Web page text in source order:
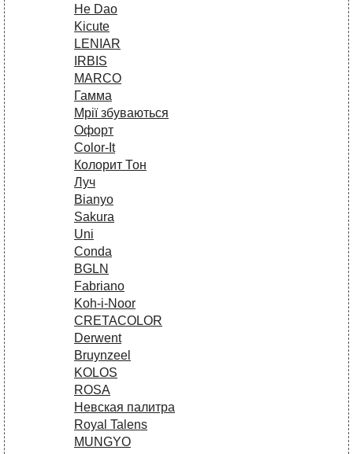
He Dao
Kicute
LENIAR
IRBIS
MARCO
Гамма
Мрії збуваються
Офорт
Сolor-It
Колорит Тон
Луч
Bianyo
Sakura
Uni
Conda
BGLN
Fabriano
Koh-i-Noor
CRETACOLOR
Derwent
Bruynzeel
KOLOS
ROSA
Невская палитра
Royal Talens
MUNGYO